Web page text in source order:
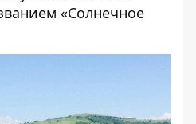
«Солнечное